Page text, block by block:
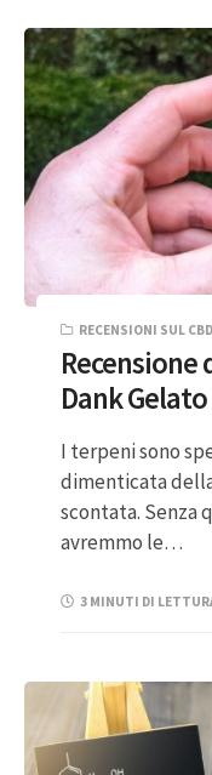
RECENSIONI SUL CBD
Dank Gelato
I terpeni sono
dimenticata
scontata. Senza
avremmo le…
3 MINUTI DI